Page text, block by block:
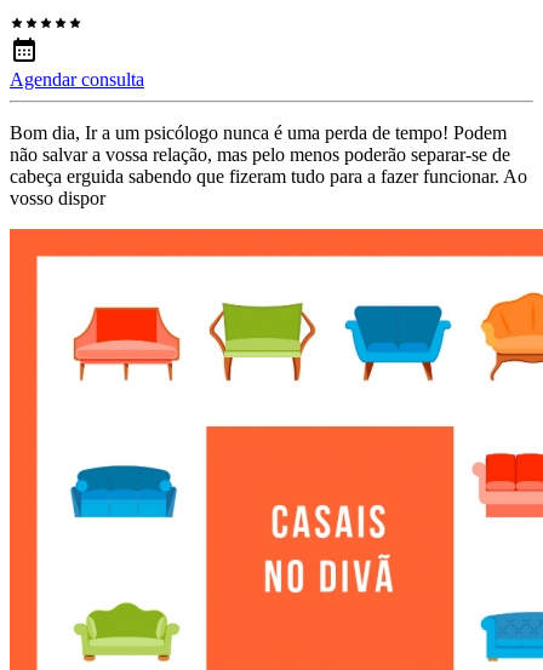
Agendar consulta
Bom dia, Ir a um psicólogo nunca é uma perda de tempo! Podem
não salvar a vossa relação, mas pelo menos poderão separar-se de
cabeça erguida sabendo que fizeram tudo para a fazer funcionar. Ao
vosso dispor